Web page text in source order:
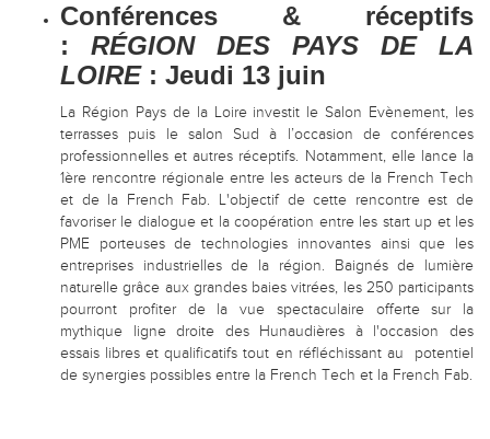
Conférences & réceptifs
: RÉGION DES PAYS DE LA
LOIRE: Jeudi 13 juin
La Région Pays de la Loire investit le Salon Evènement, les
terrasses puis le salon Sud à l’occasion de conférences
professionnelles et autres réceptifs. Notamment, elle lance la
1ère rencontre régionale entre les acteurs de la French Tech
et de la French Fab. L'objectif de cette rencontre est de
favoriser le dialogue et la coopération entre les start up et les
PME porteuses de technologies innovantes ainsi que les
entreprises industrielles de la région. Baignés de lumière
naturelle grâce aux grandes baies vitrées, les 250 participants
pourront profiter de la vue spectaculaire offerte sur la
mythique ligne droite des Hunaudières à l'occasion des
essais libres et qualificatifs tout en réfléchissant au potentiel
de synergies possibles entre la French Tech et la French Fab.